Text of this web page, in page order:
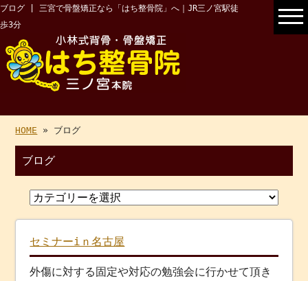
ブログ | 三宮で骨盤矯正なら「はち整骨院」へ｜JR三ノ宮駅徒
歩3分
HOME » ブログ
ブログ
セミナーiｎ名古屋
外傷に対する固定や対応の勉強会に行かせて頂き